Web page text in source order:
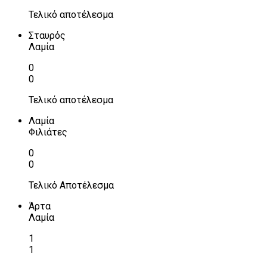
Τελικό αποτέλεσμα
Σταυρός
Λαμία
0
0
Τελικό αποτέλεσμα
Λαμία
Φιλιάτες
0
0
Τελικό Αποτέλεσμα
Άρτα
Λαμία
1
1